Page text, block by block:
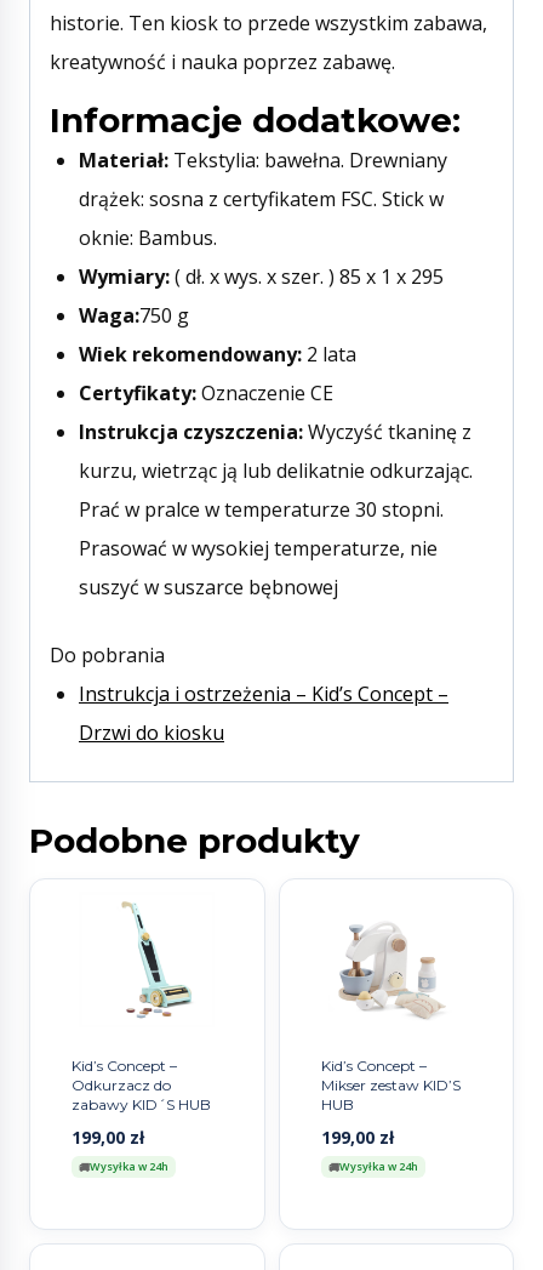
historie. Ten kiosk to przede wszystkim zabawa,
kreatywność i nauka poprzez zabawę.
Informacje dodatkowe:
Materiał: Tekstylia: bawełna. Drewniany
drążek: sosna z certyfikatem FSC. Stick w
oknie: Bambus.
Wymiary:( dł. x wys. x szer. ) 85 x 1 x 295
Waga:750 g
Wiek rekomendowany: 2 lata
Certyfikaty:Oznaczenie CE
Instrukcja czyszczenia:Wyczyść tkaninę z
kurzu, wietrząc ją lub delikatnie odkurzając.
Prać w pralce w temperaturze 30 stopni.
Prasować w wysokiej temperaturze, nie
suszyć w suszarce bębnowej
Do pobrania
Instrukcja i ostrzeżenia – Kid’s Concept –
Drzwi do kiosku
Podobne produkty
Kid’s Concept –
Odkurzacz do
zabawy KID´S HUB
199,00 zł
Wysyłka w 24h
Kid’s Concept –
Mikser zestaw KID’S
HUB
199,00 zł
Wysyłka w 24h